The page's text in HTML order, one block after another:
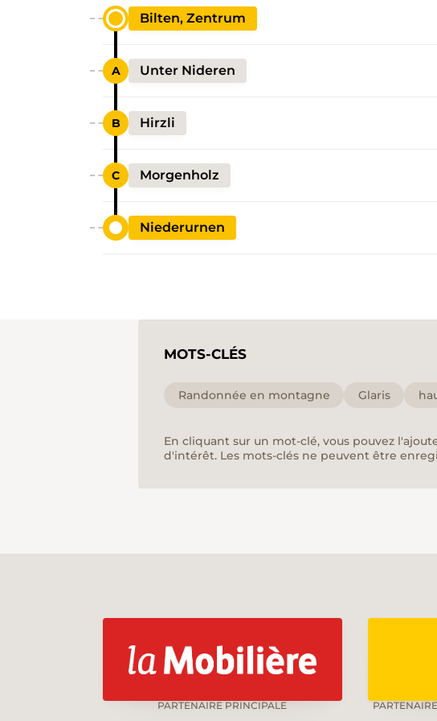
Bilten, Zentrum
Unter Nideren
Hirzli
Morgenholz
Niederurnen
MOTS-CLÉS
Randonnée en montagne Glaris
En cliquant sur un mot-clé, vous pouvez
d'intérêt. Les mots-clés ne peuvent être
PARTENAIRE PRINCIPALE